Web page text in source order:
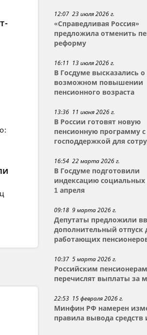
12:07 23 июля 2026 г.
«Справедливая Россия»
предложила отменить
реформу
16:11 13 июля 2026 г.
В Госдуме высказались о
возможном повышении
пенсионного возраста
13:36 11 июня 2026 г.
В России готовят новую
пенсионную программу с
господдержкой для
16:54 22 марта 2026 г.
В Госдуме подготовили
индексацию социальных
1 апреля
09:18 9 марта 2026 г.
Депутаты предложили
дополнительный отпуск
работающих
10:37 5 марта 2026 г.
Российским
перечислят выплаты за
22:53 15 февраля 2026 г.
Минфин РФ намерен
правила вывода средств